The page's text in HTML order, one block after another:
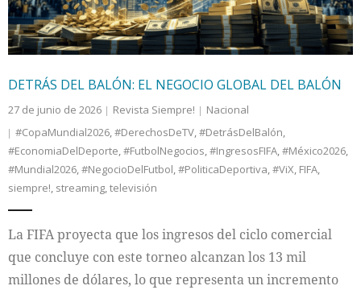
Cultura
DETRÁS DEL BALÓN: EL NEGOCIO GLOBAL DEL BALÓN
27 de junio de 2026 Revista Siempre!
Nacional
#CopaMundial2026,#DerechosDeTV,#DetrásDelBalón,
#EconomiaDelDeporte,#FutbolNegocios,#IngresosFIFA,#México2026,
#Mundial2026,#NegocioDelFutbol,#PoliticaDeportiva,#ViX, FIFA,
siempre!, streaming,televisión
La FIFA proyecta que los ingresos del ciclo comercial
que concluye con este torneo alcanzan los 13 mil
millones de dólares, lo que representa un incremento